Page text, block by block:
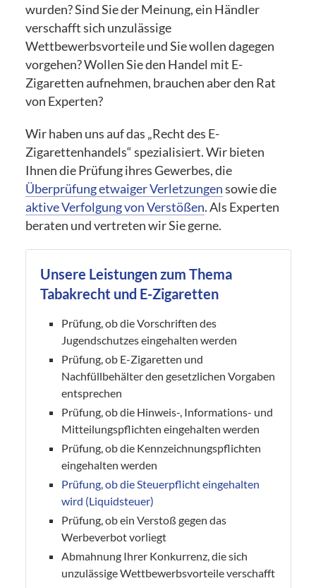
wurden? Sind Sie der Meinung, ein Händler
verschafft sich unzulässige
Wettbewerbsvorteile und Sie wollen dagegen
vorgehen? Wollen Sie den Handel mit E-
Zigaretten aufnehmen, brauchen aber den Rat
von Experten?
Wir haben uns auf das „Recht des E-
Zigarettenhandels“ spezialisiert. Wir bieten
Ihnen die Prüfung ihres Gewerbes, die
Überprüfung etwaiger Verletzungensowie die
aktive Verfolgung von Verstößen. Als Experten
beraten und vertreten wir Sie gerne.
Unsere Leistungen zum Thema
Tabakrecht und E-Zigaretten
Prüfung, ob die Vorschriften des
Jugendschutzes eingehalten werden
Prüfung, ob E-Zigaretten und
Nachfüllbehälter den gesetzlichen Vorgaben
entsprechen
Prüfung, ob die Hinweis-, Informations- und
Mitteilungspflichten eingehalten werden
Prüfung, ob die Kennzeichnungspflichten
eingehalten werden
Prüfung, ob die Steuerpflicht eingehalten
wird (Liquidsteuer)
Prüfung, ob ein Verstoß gegen das
Werbeverbot vorliegt
Abmahnung Ihrer Konkurrenz, die sich
unzulässige Wettbewerbsvorteile verschafft